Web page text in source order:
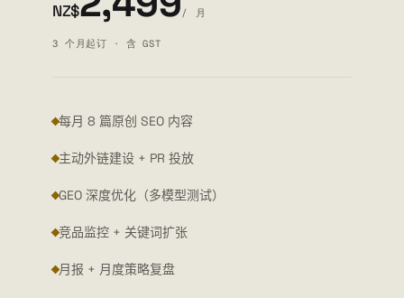
NZ$ / 月
3 个月起订 · 含 GST
每月 8 篇原创 SEO 内容
主动外链建设 + PR 投放
GEO 深度优化（多模型测试）
竞品监控 + 关键词扩张
月报 + 月度策略复盘